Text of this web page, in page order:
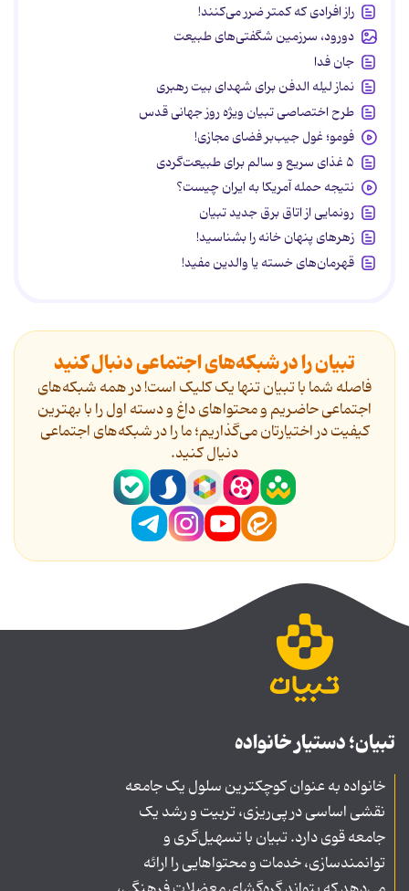
راز افرادی که کمتر ضرر می‌کنند!
دورود، سرزمین شگفتی‌های طبیعت
جان فدا
نماز لیله الدفن برای شهدای بیت رهبری
طرح اختصاصی تبیان ویژه روز جهانی قدس
فومو؛ غول جیب‌بر فضای مجازی!
۵ غذای سریع و سالم برای طبیعت‌گردی
نتیجه حمله آمریکا به ایران چیست؟
رونمایی از اتاق برق جدید تبیان
زهرهای پنهان خانه را بشناسید!
قهرمان‌های خسته یا والدین مفید!
تبیان را در شبکه‌های اجتماعی دنبال کنید
فاصله شما با تبیان تنها یک کلیک است! در همه شبکه‌های
اجتماعی حاضریم و محتواهای داغ و دسته اول را با بهترین
کیفیت در اختیارتان می‌گذاریم؛ ما را در شبکه‌های اجتماعی
دنیال کنید.
تبیان؛ دستیار خانواده
خانواده به عنوان کوچکترین سلول یک جامعه
نقشی اساسی در پی‌ریزی، تربیت و رشد یک
جامعه قوی دارد. تبیان با تسهیل‌گری و
توانمندسازی، خدمات و محتواهایی را ارائه